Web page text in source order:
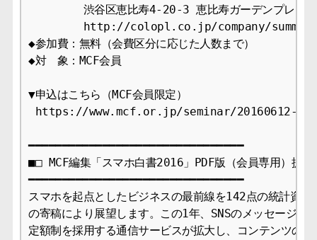
渋谷区恵比寿4-20-3 恵比寿ガーデンプレイス
http://colopl.co.jp/company/summary/
◆参加費：無料（会費区分に応じた人数まで）
◆対　象：MCF会員
▼申込はこちら（MCF会員限定）
https://www.mcf.or.jp/seminar/20160612-
━━━━━━━━━━━━━━━━━━━━━━━━━━━━━━━━
■□ MCF編集「スマホ白書2016」PDF版（会員専用）提
━━━━━━━━━━━━━━━━━━━━━━━━━━━━━━━━
スマホを起点としたビジネスの最前線を142点の統計資料
の寄稿により展望します。この1年、SNSのメッセージン
定額制を採用する通信サービスが拡大し、コンテンツのプ